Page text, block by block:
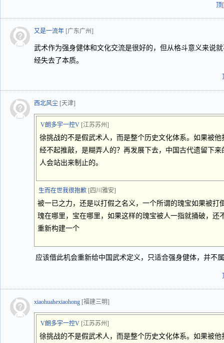
顶
又是一流年 [广东广州]
武术作为强身健体和文化交流是很好的，但从格斗意义来说
经失去了本质。
西北风尘 [天津]
V朗多宇一控V [江苏苏州]
徐挑战的不是假武术人，而是整个历史文化体系。如果被
经不起推敲，是糊弄人的？再发展下去，中国古代遗留下
人会站出来制止的。
生而在世我很抱歉 [四川雅安]
被一已之力，还是以打假之名义，一个所谓的瑰宝如果被打
瑰在哪里，宝在哪里，如果这样的瑰宝被人一指就捅破，还
重新构建一个
应该借此机会重新给中国武术定义，只适合强身健体，并不
xiaohuahexiaohong [福建三明]
V朗多宇一控V [江苏苏州]
徐挑战的不是假武术人，而是整个历史文化体系。如果被